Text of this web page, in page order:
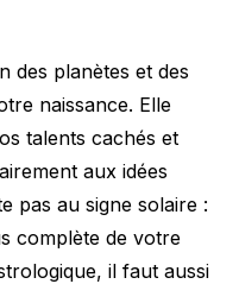
des planètes et des
naissance. Elle
talents cachés et
aux idées
pas au signe solaire :
complète de votre
il faut aussi